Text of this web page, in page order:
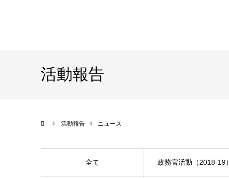
活動報告
活動報告 ニュース
全て 政務官活動（2018-19）